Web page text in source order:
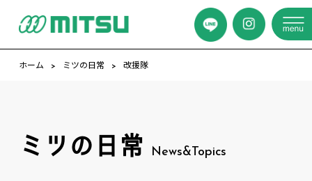
ホーム ミツの日常 改援隊
ミツの日常 News&Topics